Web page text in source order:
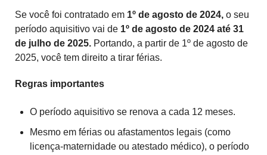
Se você foi contratado em 1º de agosto de 2024, o seu
período aquisitivo vai de 1º de agosto de 2024 até 31
de julho de 2025. Portando, a partir de 1º de agosto de
2025, você tem direito a tirar férias.
Regras importantes
O período aquisitivo se renova a cada 12 meses.
Mesmo em férias ou afastamentos legais (como
licença-maternidade ou atestado médico), o período